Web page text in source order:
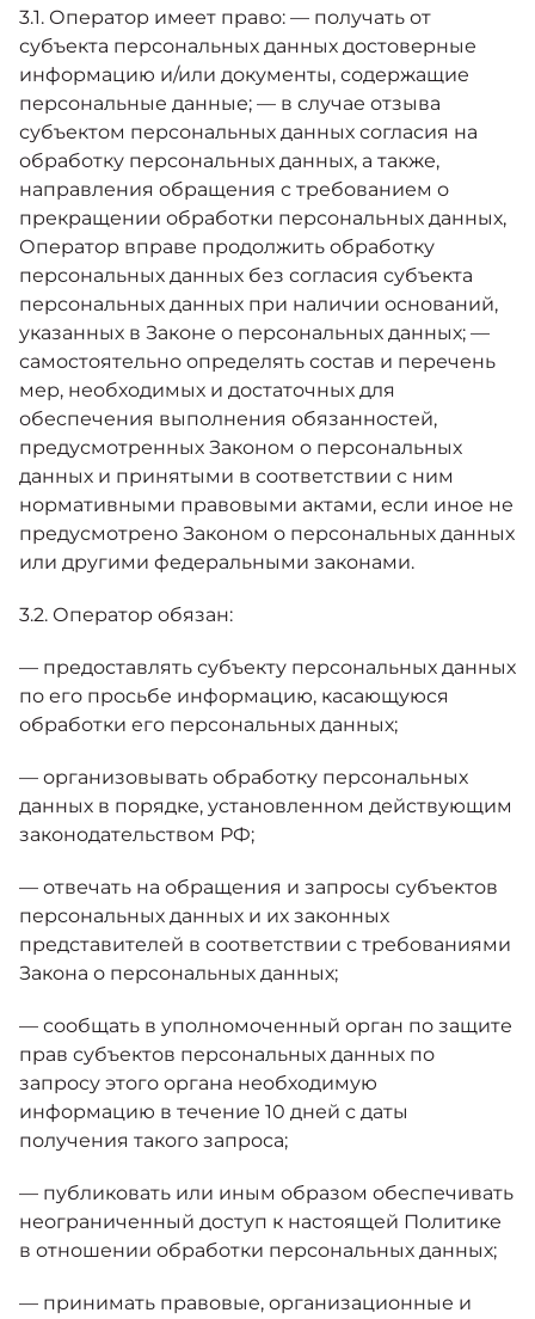
3.1. Оператор имеет право: — получать от
субъекта персональных данных достоверные
информацию и/или документы, содержащие
персональные данные; — в случае отзыва
субъектом персональных данных согласия на
обработку персональных данных, а также,
направления обращения с требованием о
прекращении обработки персональных данных,
Оператор вправе продолжить обработку
персональных данных без согласия субъекта
персональных данных при наличии оснований,
указанных в Законе о персональных данных; —
самостоятельно определять состав и перечень
мер, необходимых и достаточных для
обеспечения выполнения обязанностей,
предусмотренных Законом о персональных
данных и принятыми в соответствии с ним
нормативными правовыми актами, если иное не
предусмотрено Законом о персональных данных
или другими федеральными законами.
3.2. Оператор обязан:
— предоставлять субъекту персональных данных
по его просьбе информацию, касающуюся
обработки его персональных данных;
— организовывать обработку персональных
данных в порядке, установленном действующим
законодательством РФ;
— отвечать на обращения и запросы субъектов
персональных данных и их законных
представителей в соответствии с требованиями
Закона о персональных данных;
— сообщать в уполномоченный орган по защите
прав субъектов персональных данных по
запросу этого органа необходимую
информацию в течение 10 дней с даты
получения такого запроса;
— публиковать или иным образом обеспечивать
неограниченный доступ к настоящей Политике
в отношении обработки персональных данных;
— принимать правовые, организационные и